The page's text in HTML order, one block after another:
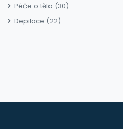
Péče o tělo (30)
Depilace (22)